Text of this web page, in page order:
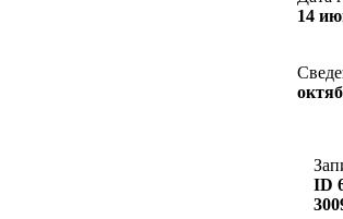
14
ID